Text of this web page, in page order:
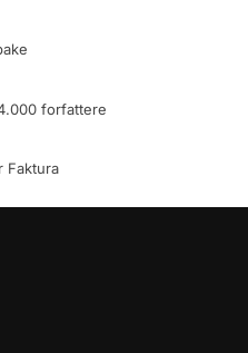
forfattere
Faktura